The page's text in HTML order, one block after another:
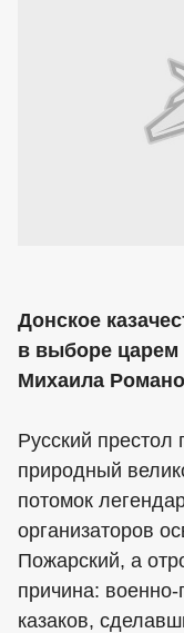
Донское
в выборе царем
Михаила
Русский
природный
потомок
организаторов
Пожарский, а
причина: военно-
казаков,